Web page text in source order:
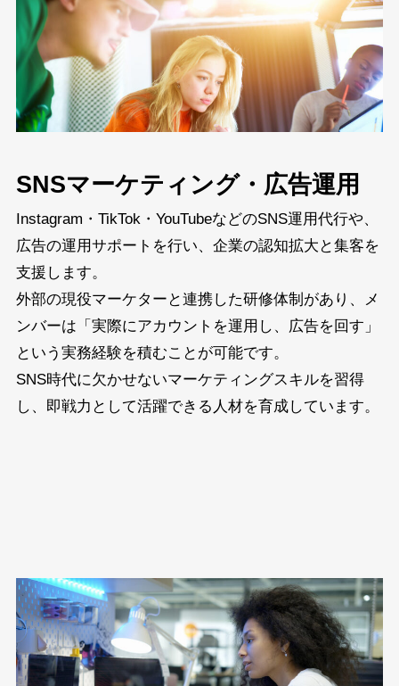
SNSマーケティング・広告運用
Instagram・TikTok・YouTubeなどのSNS運用代行や、
広告の運用サポートを行い、企業の認知拡大と集客を
支援します。
外部の現役マーケターと連携した研修体制があり、メ
ンバーは「実際にアカウントを運用し、広告を回す」
という実務経験を積むことが可能です。
SNS時代に欠かせないマーケティングスキルを習得
し、即戦力として活躍できる人材を育成しています。